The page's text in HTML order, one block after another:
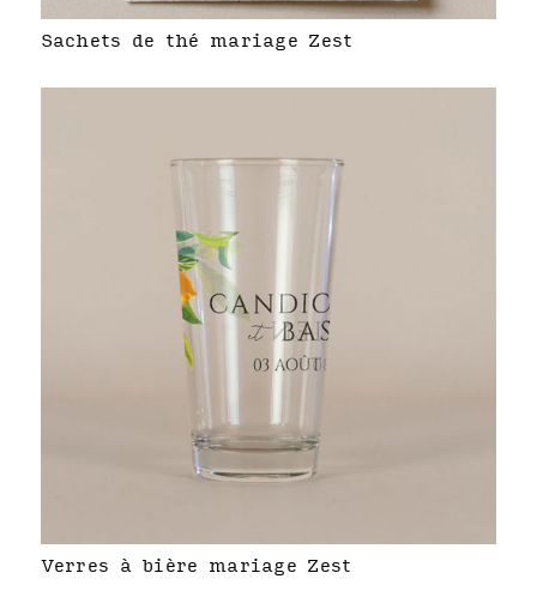
Sachets de thé mariage Zest
Verres à bière mariage Zest